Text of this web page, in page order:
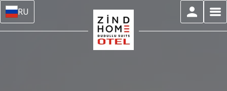
RU